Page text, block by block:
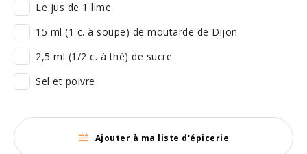
Le jus de 1 lime
15 ml (1 c. à soupe) de moutarde de Dijon
2,5 ml (1/2 c. à thé) de sucre
Sel et poivre
Ajouter à ma liste d'épicerie